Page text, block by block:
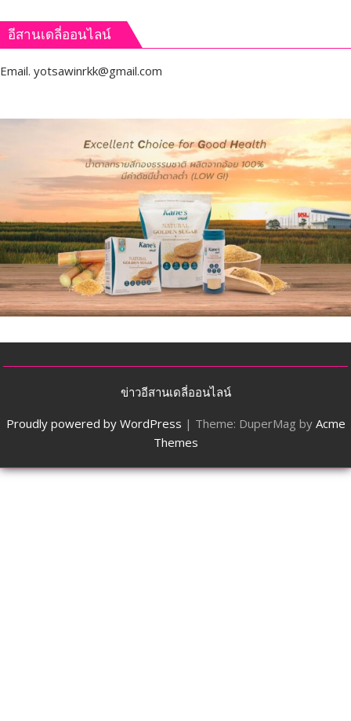
อีสานเดลี่ออนไลน์
Email. yotsawinrkk@gmail.com
ข่าวอีสานเดลี่ออนไลน์
Proudly powered by WordPress | Theme: DuperMag by Acme
Themes